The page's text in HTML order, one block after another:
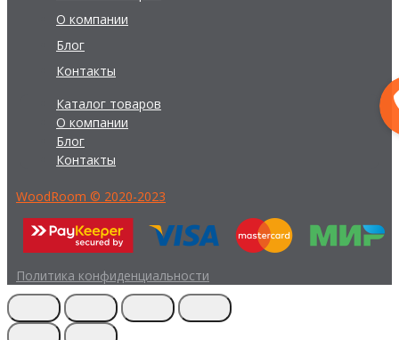
О компании
Блог
Контакты
Каталог товаров
О компании
Блог
Контакты
WoodRoom © 2020-2023
Политика конфиденциальности